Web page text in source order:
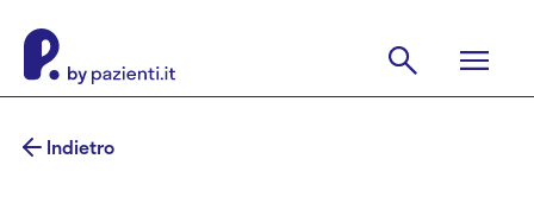
Indietro